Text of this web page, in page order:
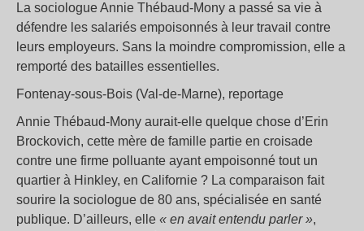
La sociologue Annie Thébaud-Mony a passé sa vie à
défendre les salariés empoisonnés à leur travail contre
leurs employeurs. Sans la moindre compromission, elle a
remporté des batailles essentielles.
Fontenay-sous-Bois (Val-de-Marne), reportage
Annie Thébaud-Mony aurait-elle quelque chose d’Erin
Brockovich, cette mère de famille partie en croisade
contre une firme polluante ayant empoisonné tout un
quartier à Hinkley, en Californie ? La comparaison fait
sourire la sociologue de 80 ans, spécialisée en santé
publique. D’ailleurs, elle « en avait entendu parler »,